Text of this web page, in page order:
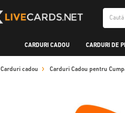
CARDURI CADOU CARDURI DE
Carduri cadou Carduri Cadou pentru